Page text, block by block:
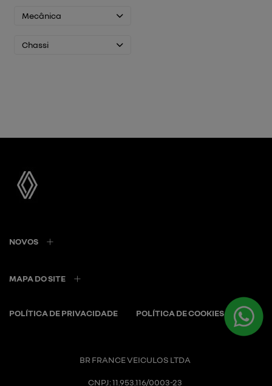
Mecânica
Chassi
NOVOS
MAPA DO SITE
POLÍTICA DE PRIVACIDADE POLÍTICA DE COOKIES
BR FRANCE VEICULOS LTDA
CNPJ: 11.953.116/0003-23